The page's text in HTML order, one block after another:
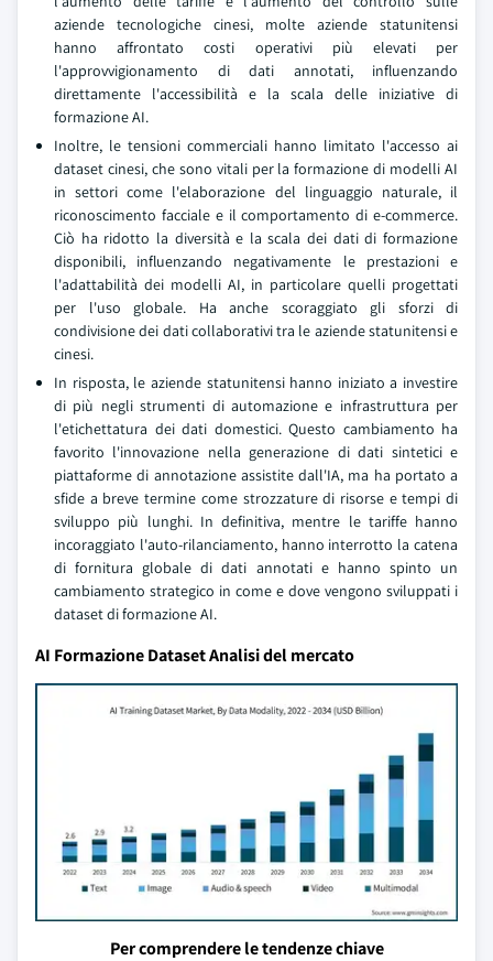
aziende tecnologiche cinesi, molte aziende statunitensi
hanno affrontato costi operativi più elevati per
l'approvvigionamento di dati annotati, influenzando
direttamente l'accessibilità e la scala delle iniziative di
formazione AI.
Inoltre, le tensioni commerciali hanno limitato l'accesso ai
dataset cinesi, che sono vitali per la formazione di modelli AI
in settori come l'elaborazione del linguaggio naturale, il
riconoscimento facciale e il comportamento di e-commerce.
Ciò ha ridotto la diversità e la scala dei dati di formazione
disponibili, influenzando negativamente le prestazioni e
l'adattabilità dei modelli AI, in particolare quelli progettati
per l'uso globale. Ha anche scoraggiato gli sforzi di
condivisione dei dati collaborativi tra le aziende statunitensi e
cinesi.
In risposta, le aziende statunitensi hanno iniziato a investire
di più negli strumenti di automazione e infrastruttura per
l'etichettatura dei dati domestici. Questo cambiamento ha
favorito l'innovazione nella generazione di dati sintetici e
piattaforme di annotazione assistite dall'IA, ma ha portato a
sfide a breve termine come strozzature di risorse e tempi di
sviluppo più lunghi. In definitiva, mentre le tariffe hanno
incoraggiato l'auto-rilanciamento, hanno interrotto la catena
di fornitura globale di dati annotati e hanno spinto un
cambiamento strategico in come e dove vengono sviluppati i
dataset di formazione AI.
AI Formazione Dataset Analisi del mercato
Per comprendere le tendenze chiave